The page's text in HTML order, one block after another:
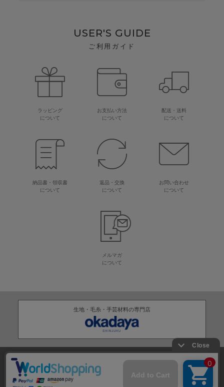
USER'S GUIDE
ご利用ガイド
ラッピング
について
お支払い方法
について
配送・送料
について
納品書・領収書
について
返品・交換
について
お問い合わせ
について
メルマガ
について
生地・毛糸・手芸材料の専門店
株式会社オカダヤ
特定商取引法に基づく表記 サイトマップ